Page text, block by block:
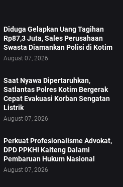
Diduga Gelapkan Uang Tagihan
Rp87,3 Juta, Sales Perusahaan
Swasta Diamankan Polisi di Kotim
August 07, 2026
Saat Nyawa Dipertaruhkan,
Satlantas Polres Kotim Bergerak
Cepat Evakuasi Korban Sengatan
Listrik
August 07, 2026
Perkuat Profesionalisme Advokat,
DPD PPKHI Kalteng Dalami
Pembaruan Hukum Nasional
August 07, 2026